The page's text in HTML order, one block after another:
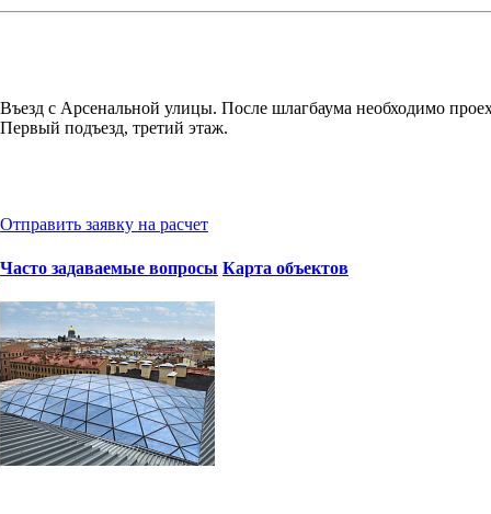
Въезд с Арсенальной улицы. После шлагбаума необходимо
Первый подъезд, третий этаж.
Отправить заявку на расчет
Часто задаваемые вопросы Карта объектов